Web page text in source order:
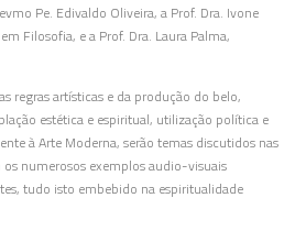
Pe. Edivaldo Oliveira, a Prof. Dra. Ivone
Filosofia, e a Prof. Dra. Laura Palma,
regras artísticas e da produção do belo,
estética e espiritual, utilização política e
à Arte Moderna, serão temas discutidos nas
numerosos exemplos audio-visuais
tudo isto embebido na espiritualidade